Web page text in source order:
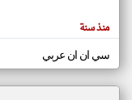
منذ سنة
سي ان ان عربي